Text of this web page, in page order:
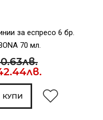
за еспресо 6 бр.
70 мл.
КУПИ